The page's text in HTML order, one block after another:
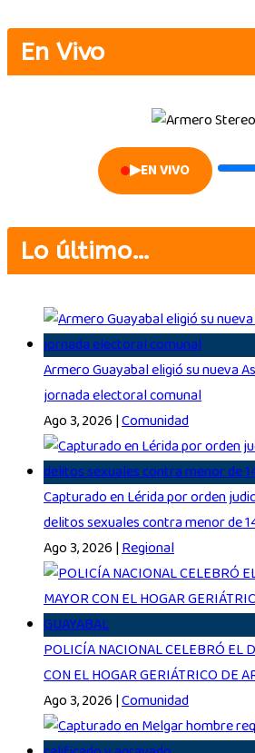
En Vivo
▶EN VIVO
Lo último…
Armero Guayabal eligió su nueva
jornada electoral comunal
Ago 3, 2026|Comunidad
Capturado en Lérida por orden
delitos sexuales contra menor de
Ago 3, 2026|Regional
POLICÍA NACIONAL CELEBRÓ EL
CON EL HOGAR GERIÁTRICO DE
Ago 3, 2026|Comunidad